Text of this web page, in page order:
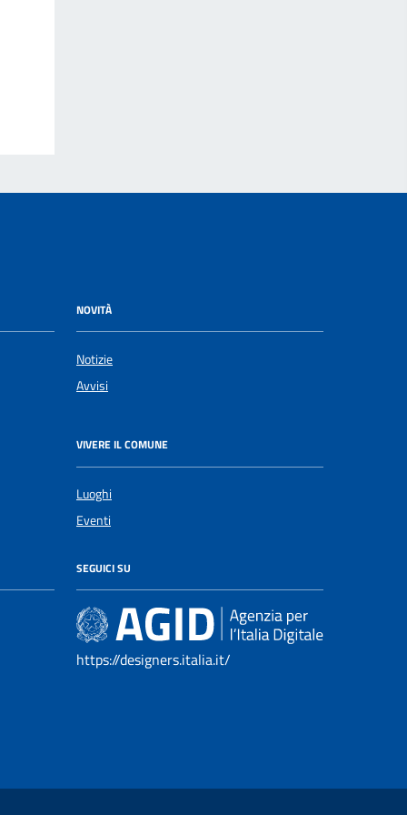
NOVITÀ
Notizie
Avvisi
VIVERE IL COMUNE
Luoghi
Eventi
SEGUICI SU
https://designers.italia.it/